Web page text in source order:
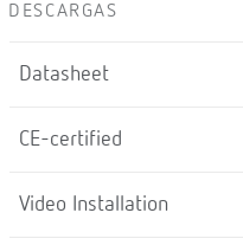
DESCARGAS
Datasheet
CE-certified
Video Installation